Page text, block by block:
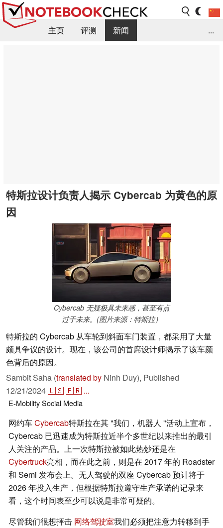
主页 评测
新闻
...
特斯拉设计负责人揭示 Cybercab 为黄色的原
因
Cybercab 无疑极具未来感，甚至有点
过于未来。(图片来源：特斯拉）
特斯拉的 Cybercab 从车轮到斜面车门装置，都采用了大量
颇具争议的设计。现在，该公司的首席设计师揭示了该车颜
色背后的原因。
Sambit Saha (translated by Ninh Duy), Published
12/21/2024🇺🇸🇫🇷 ...
E-MobilitySocial Media
网约车Cybercab特斯拉在其 "我们，机器人 "活动上宣布，
Cybercab 已迅速成为特斯拉近半个多世纪以来推出的最引
人关注的产品。上一次特斯拉被如此热炒还是在
Cybertruck亮相，而在此之前，则是在 2017 年的 Roadster
和 Semi 发布会上。无人驾驶的双座 Cybercab 预计将于
2026 年投入生产，但根据特斯拉遵守生产承诺的记录来
看，这个时间表至少可以说是非常可疑的。
尽管我们很想抨击 网络驾驶室我们必须把注意力转移到手